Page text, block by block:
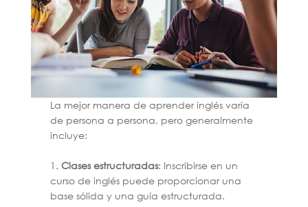
La mejor manera de aprender inglés varía
de persona a persona, pero generalmente
incluye:
1.Clases estructuradas: Inscribirse en un
curso de inglés puede proporcionar una
base sólida y una guía estructurada.